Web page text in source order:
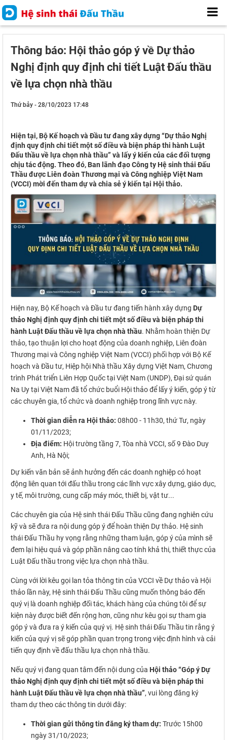
Thông báo: Hội thảo góp ý về Dự thảo
Nghị định quy định chi tiết Luật Đấu thầu
về lựa chọn nhà thầu
Thứ bảy - 28/10/2023 17:48
Hiện tại, Bộ Kế hoạch và Đầu tư đang xây dựng “Dự thảo Nghị
định quy định chi tiết một số điều và biện pháp thi hành Luật
Đấu thầu về lựa chọn nhà thầu” và lấy ý kiến của các đối tượng
chịu tác động. Theo đó, Ban lãnh đạo Công ty Hệ sinh thái Đấu
Thầu được Liên đoàn Thương mại và Công nghiệp Việt Nam
(VCCI) mời đến tham dự và chia sẻ ý kiến tại Hội thảo.
Hiện nay, Bộ Kế hoạch và Đầu tư đang tiến hành xây dựng Dự
thảo Nghị định quy định chi tiết một số điều và biện pháp thi
hành Luật Đấu thầu về lựa chọn nhà thầu. Nhằm hoàn thiện Dự
thảo, tạo thuận lợi cho hoạt động của doanh nghiệp, Liên đoàn
Thương mại và Công nghiệp Việt Nam (VCCI) phối hợp với Bộ Kế
hoạch và Đầu tư, Hiệp hội Nhà thầu Xây dựng Việt Nam, Chương
trình Phát triển Liên Hợp Quốc tại Việt Nam (UNDP), Đại sứ quán
Na Uy tại Việt Nam đã tổ chức buổi Hội thảo để lấy ý kiến, góp ý từ
các chuyên gia, tổ chức và doanh nghiệp trong lĩnh vực này.
Thời gian diễn ra Hội thảo: 08h00 - 11h30, thứ Tư, ngày
01/11/2023;
Địa điểm: Hội trường tầng 7, Tòa nhà VCCI, số 9 Đào Duy
Anh, Hà Nội;
Dự kiến văn bản sẽ ảnh hưởng đến các doanh nghiệp có hoạt
động liên quan tới đấu thầu trong các lĩnh vực xây dựng, giáo dục,
y tế, môi trường, cung cấp máy móc, thiết bị, vật tư...
Các chuyên gia của Hệ sinh thái Đấu Thầu cũng đang nghiên cứu
kỹ và sẽ đưa ra nội dung góp ý để hoàn thiện Dự thảo. Hệ sinh
thái Đấu Thầu hy vọng rằng những tham luận, góp ý của mình sẽ
đem lại hiệu quả và góp phần nâng cao tính khả thi, thiết thực của
Luật Đấu thầu trong việc lựa chọn nhà thầu.
Cùng với lời kêu gọi lan tỏa thông tin của VCCI về Dự thảo và Hội
thảo lần này, Hệ sinh thái Đấu Thầu cũng muốn thông báo đến
quý vị là doanh nghiệp đối tác, khách hàng của chúng tôi để sự
kiện này được biết đến rộng hơn, cũng như kêu gọi sự tham gia
góp ý và đưa ra ý kiến của quý vị. Hệ sinh thái Đấu Thầu tin rằng ý
kiến của quý vị sẽ góp phần quan trọng trong việc định hình và cải
tiến quy định về đấu thầu lựa chọn nhà thầu.
Nếu quý vị đang quan tâm đến nội dung của Hội thảo “Góp ý Dự
thảo Nghị định quy định chi tiết một số điều và biện pháp thi
hành Luật Đấu thầu về lựa chọn nhà thầu”, vui lòng đăng ký
tham dự theo các thông tin dưới đây:
Thời gian gửi thông tin đăng ký tham dự: Trước 15h00
ngày 31/10/2023;